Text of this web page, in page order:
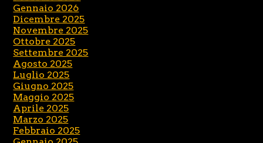
Gennaio 2026
Dicembre 2025
Novembre 2025
Ottobre 2025
Settembre 2025
Agosto 2025
Luglio 2025
Giugno 2025
Maggio 2025
Aprile 2025
Marzo 2025
Febbraio 2025